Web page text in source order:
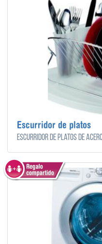
Escurridor de platos
Escurridor de platos de